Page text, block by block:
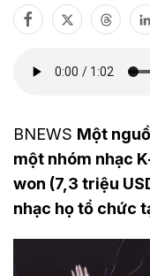
BNEWS Một
một nhóm nhạc
won (7,3 triệu
nhạc họ tổ chức